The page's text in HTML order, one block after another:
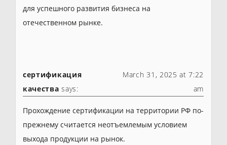
для успешного развития бизнеса на
отечественном рынке.
сертификация
качества says:
March 31, 2025 at 7:22
am
Прохождение сертификации на территории РФ по-
прежнему считается неотъемлемым условием
выхода продукции на рынок.